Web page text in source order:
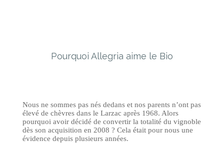
Pourquoi Allegria aime le Bio
Nous ne sommes pas nés dedans et nos parents n’ont pas
élevé de chèvres dans le Larzac après 1968. Alors
pourquoi avoir décidé de convertir la totalité du vignoble
dès son acquisition en 2008 ? Cela était pour nous une
évidence depuis plusieurs années.